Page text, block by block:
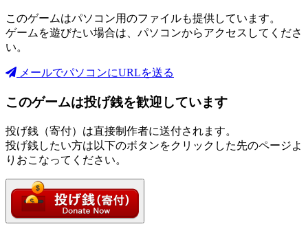
このゲームはパソコン用のファイルも提供しています。
ゲームを遊びたい場合は、パソコンからアクセスしてくださ
い。
メールでパソコンにURLを送る
このゲームは投げ銭を歓迎しています
投げ銭（寄付）は直接制作者に送付されます。
投げ銭したい方は以下のボタンをクリックした先のページよ
りおこなってください。